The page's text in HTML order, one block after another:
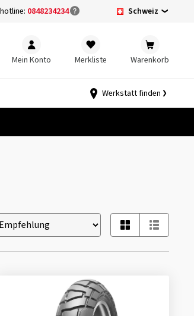
0848234234 Schweiz
Mein Konto Merkliste Warenkorb
Werkstatt finden